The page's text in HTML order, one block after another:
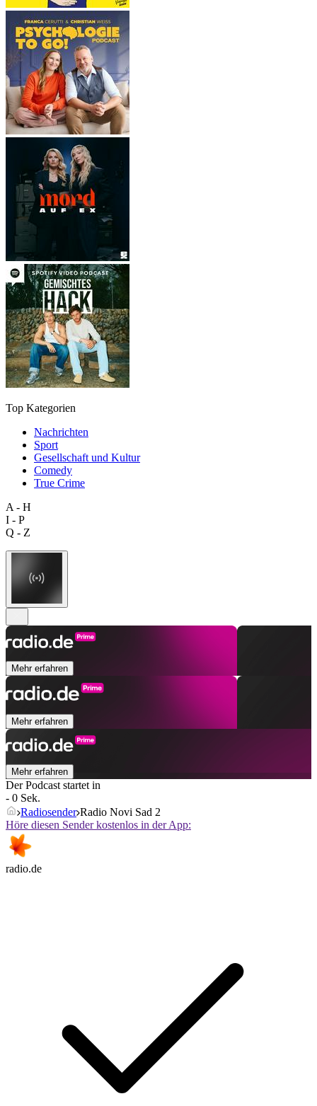
Top Kategorien
Nachrichten
Sport
Gesellschaft und Kultur
Comedy
True Crime
A - H
I - P
Q - Z
Mehr erfahren
Mehr erfahren
Mehr erfahren
Der Podcast startet in
- 0 Sek.
Radiosender Radio Novi Sad 2
Höre diesen Sender kostenlos in der App:
radio.de